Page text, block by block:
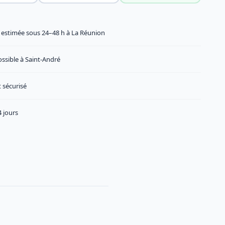
sous 24–48 h à La Réunion
à Saint-André
sécurisé
jours